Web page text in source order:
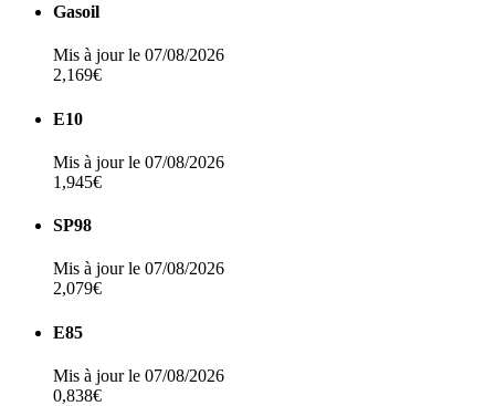
Gasoil
Mis à jour le 07/08/2026
2,169€
E10
Mis à jour le 07/08/2026
1,945€
SP98
Mis à jour le 07/08/2026
2,079€
E85
Mis à jour le 07/08/2026
0,838€